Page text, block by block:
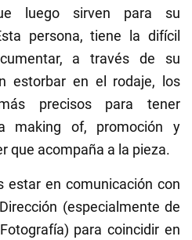
luego sirven para su
persona, tiene la difícil
a través de su
estorbar en el rodaje, los
precisos para tener
making of, promoción y
que acompaña a la pieza.
estar en comunicación con
(especialmente de
para coincidir en